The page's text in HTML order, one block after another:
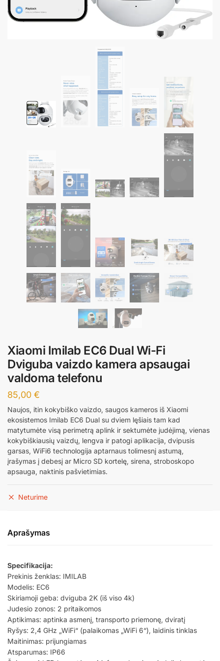
Xiaomi Imilab EC6 Dual Wi-Fi
Dviguba vaizdo kamera apsaugai
valdoma telefonu
85,00 €
Naujos, itin kokybiško vaizdo, saugos kameros iš Xiaomi
ekosistemos Imilab EC6 Dual su dviem lęšiais tam kad
matytumėte visą perimetrą aplink ir sektumėte judėjimą, vienas
kokybiškiausių vaizdų, lengva ir patogi aplikacija, dvipusis
garsas, WiFi6 technologija aptarnaus tolimesnį astumą,
įrašymas į debesį ar Micro SD kortelę, sirena, stroboskopo
apsauga, naktinis pašvietimias.
Neturime
Aprašymas
Specifikacija:
Prekinis ženklas: IMILAB
Modelis: EC6
Skiriamoji geba: dviguba 2K (iš viso 4k)
Judesio zonos: 2 pritaikomos
Aptikimas: aptinka asmenį, transporto priemonę, dviratį
Ryšys: 2,4 GHz „WiFi“ (palaikomas „WiFi 6“), laidinis tinklas
Maitinimas: prijungiamas
Atsparumas: IP66